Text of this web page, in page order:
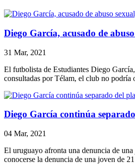
Diego García, acusado de
31 Mar, 2021
El futbolista de Estudiantes Diego
consultadas por Télam, el club no
Diego García continúa
04 Mar, 2021
El uruguayo afronta una denuncia de
conocerse la denuncia de una joven de